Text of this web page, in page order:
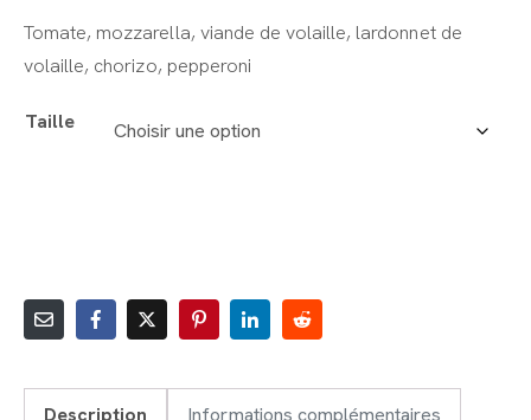
Tomate, mozzarella, viande de volaille, lardonnet de
volaille, chorizo, pepperoni
Taille
Description Informations complémentaires